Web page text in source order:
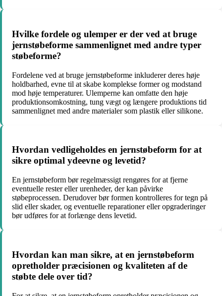
Hvilke fordele og ulemper er der ved at bruge
jernstøbeforme sammenlignet med andre typer
støbeforme?
Fordelene ved at bruge jernstøbeforme inkluderer deres høje
holdbarhed, evne til at skabe komplekse former og modstand
mod høje temperaturer. Ulemperne kan omfatte den høje
produktionsomkostning, tung vægt og længere produktions tid
sammenlignet med andre materialer som plastik eller silikone.
Hvordan vedligeholdes en jernstøbeform for at
sikre optimal ydeevne og levetid?
En jernstøbeform bør regelmæssigt rengøres for at fjerne
eventuelle rester eller urenheder, der kan påvirke
støbeprocessen. Derudover bør formen kontrolleres for tegn på
slid eller skader, og eventuelle reparationer eller opgraderinger
bør udføres for at forlænge dens levetid.
Hvordan kan man sikre, at en jernstøbeform
opretholder præcisionen og kvaliteten af de
støbte dele over tid?